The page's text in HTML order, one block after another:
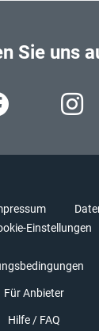
Sie uns
Einstellungen
Für Anbieter
Hilfe / FAQ